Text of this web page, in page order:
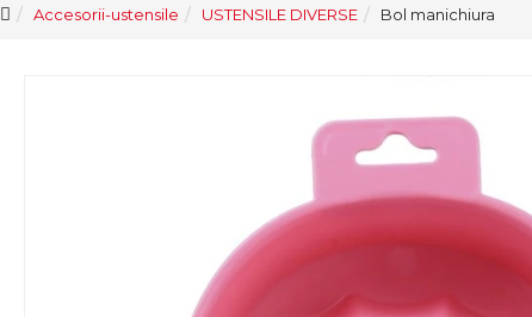
Accesorii-ustensile USTENSILE DIVERSE Bol manichiura